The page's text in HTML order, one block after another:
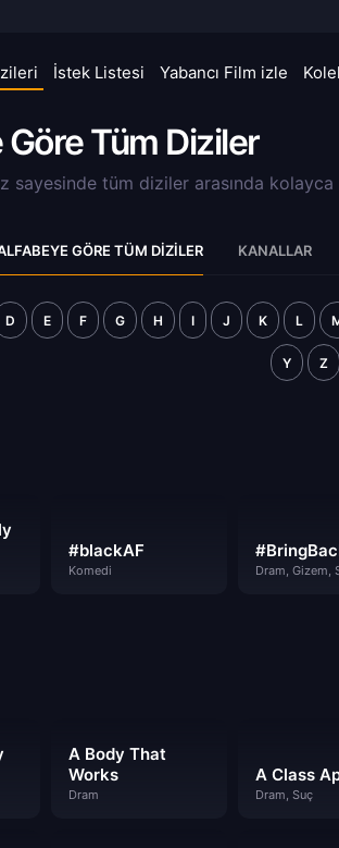
İstek Listesi Yabancı Film izle
Tüm Diziler
sayesinde tüm diziler arasında
GÖRE TÜM DIZILER KANALLAR
D E F G H I J K L
Y Z
#blackAF
Komedi Dram, Gizem,
A Body That
Works
Dram
A Class
Dram, Suç